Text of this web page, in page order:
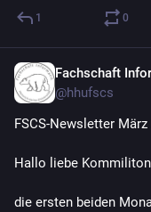
1 0
Fachschaft
@hhufscs
FSCS-Newsletter
Hallo liebe
die ersten beiden